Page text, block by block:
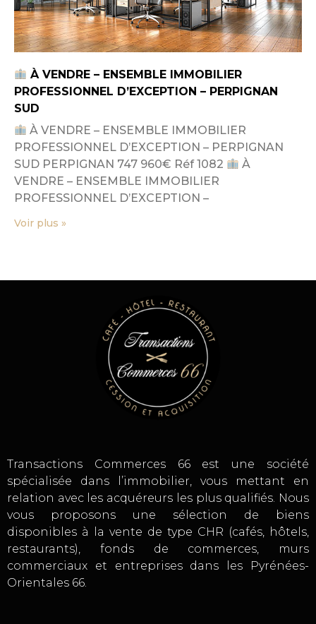
À VENDRE – ENSEMBLE IMMOBILIER
PROFESSIONNEL D’EXCEPTION – PERPIGNAN
SUD
À VENDRE – ENSEMBLE IMMOBILIER
PROFESSIONNEL D’EXCEPTION – PERPIGNAN
SUD PERPIGNAN 747 960€ Réf 1082
À
VENDRE – ENSEMBLE IMMOBILIER
PROFESSIONNEL D’EXCEPTION –
Voir plus »
Transactions Commerces 66 est une société
spécialisée dans l’immobilier, vous mettant en
relation avec les acquéreurs les plus qualifiés. Nous
vous proposons une sélection de biens
disponibles à la vente de type CHR (cafés, hôtels,
restaurants), fonds de commerces, murs
commerciaux et entreprises dans les Pyrénées-
Orientales 66.